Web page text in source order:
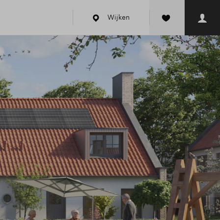
Wijken